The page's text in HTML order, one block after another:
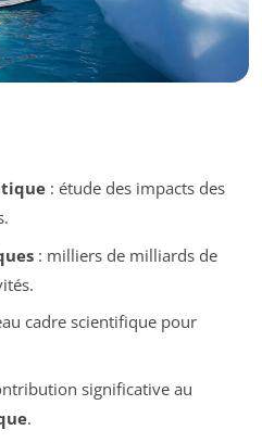
: étude des impacts des
: milliers de milliards de
cadre scientifique pour
significative au
.